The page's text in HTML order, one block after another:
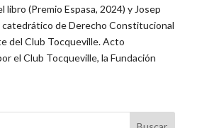
libro (Premio Espasa, 2024) y Josep
catedrático de Derecho Constitucional
del Club Tocqueville. Acto
el Club Tocqueville, la Fundación